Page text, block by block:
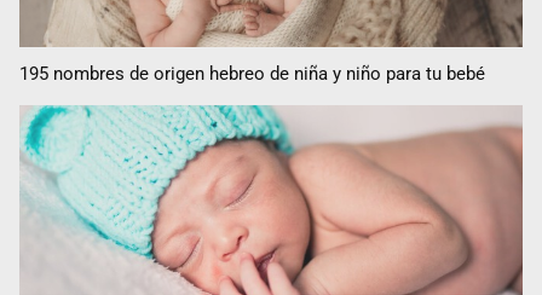
195 nombres de origen hebreo de niña y niño para tu bebé